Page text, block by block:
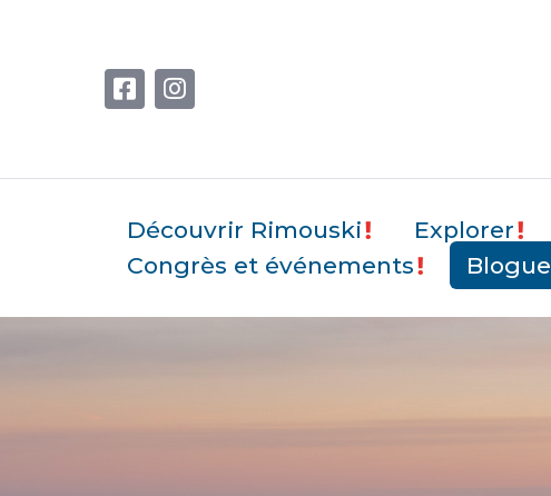
Découvrir Rimouski Explorer
Congrès et événements
Blogue